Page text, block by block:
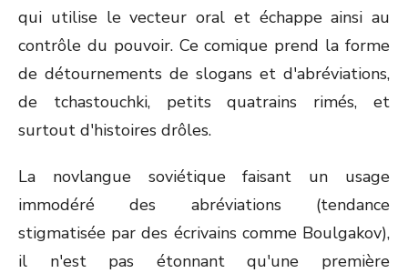
qui utilise le vecteur oral et échappe ainsi au
contrôle du pouvoir. Ce comique prend la forme
de détournements de slogans et d'abréviations,
de tchastouchki, petits quatrains rimés, et
surtout d'histoires drôles.
La novlangue soviétique faisant un usage
immodéré des abréviations (tendance
stigmatisée par des écrivains comme Boulgakov),
il n'est pas étonnant qu'une première